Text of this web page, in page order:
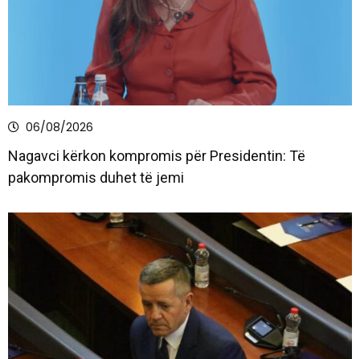
06/08/2026
Nagavci kërkon kompromis për Presidentin: Të
pakompromis duhet të jemi